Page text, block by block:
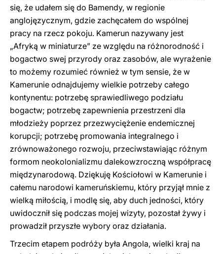
się, że udałem się do Bamendy, w regionie
anglojęzycznym, gdzie zachęcałem do wspólnej
pracy na rzecz pokoju. Kamerun nazywany jest
„Afryką w miniaturze” ze względu na różnorodność i
bogactwo swej przyrody oraz zasobów, ale wyrażenie
to możemy rozumieć również w tym sensie, że w
Kamerunie odnajdujemy wielkie potrzeby całego
kontynentu: potrzebę sprawiedliwego podziału
bogactw; potrzebę zapewnienia przestrzeni dla
młodzieży poprzez przezwyciężenie endemicznej
korupcji; potrzebę promowania integralnego i
zrównoważonego rozwoju, przeciwstawiając różnym
formom neokolonializmu dalekowzroczną współpracę
międzynarodową. Dziękuję Kościołowi w Kamerunie i
całemu narodowi kameruńskiemu, który przyjął mnie z
wielką miłością, i modlę się, aby duch jedności, który
uwidocznił się podczas mojej wizyty, pozostał żywy i
prowadził przyszłe wybory oraz działania.
Trzecim etapem podróży była Angola, wielki kraj na